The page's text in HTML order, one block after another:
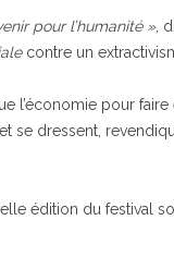
pour l’humanité »,
contre un
l’économie pour
se dressent,
édition du festival